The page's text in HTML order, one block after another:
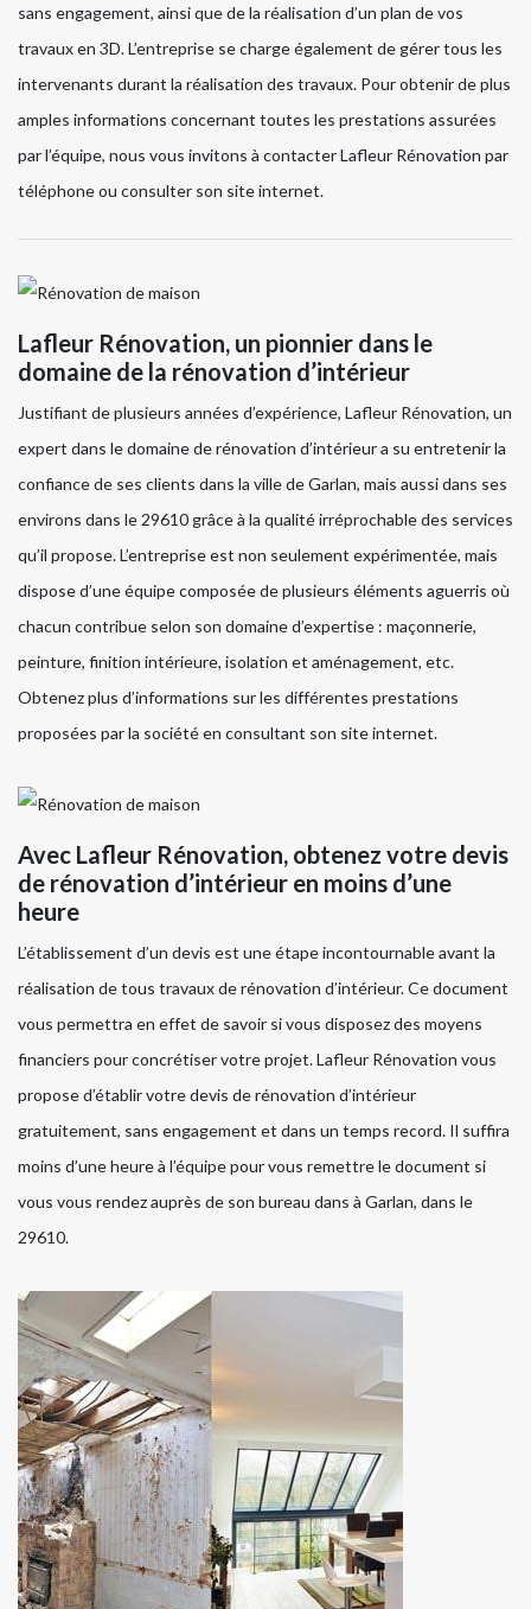
sans engagement, ainsi que de la réalisation d’un plan de vos
travaux en 3D. L’entreprise se charge également de gérer tous les
intervenants durant la réalisation des travaux. Pour obtenir de plus
amples informations concernant toutes les prestations assurées
par l’équipe, nous vous invitons à contacter Lafleur Rénovation par
téléphone ou consulter son site internet.
Lafleur Rénovation, un pionnier dans le
domaine de la rénovation d’intérieur
Justifiant de plusieurs années d’expérience, Lafleur Rénovation, un
expert dans le domaine de rénovation d’intérieur a su entretenir la
confiance de ses clients dans la ville de Garlan, mais aussi dans ses
environs dans le 29610 grâce à la qualité irréprochable des services
qu’il propose. L’entreprise est non seulement expérimentée, mais
dispose d’une équipe composée de plusieurs éléments aguerris où
chacun contribue selon son domaine d’expertise : maçonnerie,
peinture, finition intérieure, isolation et aménagement, etc.
Obtenez plus d’informations sur les différentes prestations
proposées par la société en consultant son site internet.
Avec Lafleur Rénovation, obtenez votre devis
de rénovation d’intérieur en moins d’une
heure
L’établissement d’un devis est une étape incontournable avant la
réalisation de tous travaux de rénovation d’intérieur. Ce document
vous permettra en effet de savoir si vous disposez des moyens
financiers pour concrétiser votre projet. Lafleur Rénovation vous
propose d’établir votre devis de rénovation d’intérieur
gratuitement, sans engagement et dans un temps record. Il suffira
moins d’une heure à l’équipe pour vous remettre le document si
vous vous rendez auprès de son bureau dans à Garlan, dans le
29610.